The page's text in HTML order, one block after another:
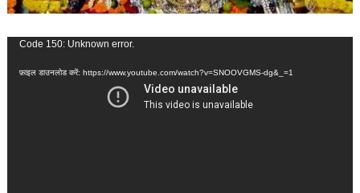
वीडियो
Code 150: Unknown error.
फ़ाइल डाउनलोड करें: https://www.youtube.com/watch?v=SNOOVGMS-dg&_=1